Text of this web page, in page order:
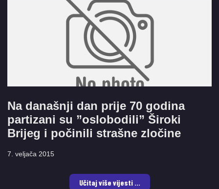
Na današnji dan prije 70 godina
partizani su ”oslobodili” Široki
Brijeg i počinili strašne zločine
7. veljača 2015
Učitaj više vijesti ...